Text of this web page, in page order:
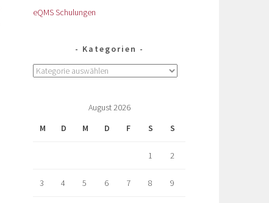
eQMS Schulungen
Kategorien
August 2026
M
D M D F S S
1 2
3 4 5 6 7 8 9